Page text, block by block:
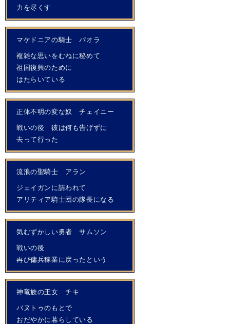
力を尽くす
マケドニアの騎士 パオラ
複雑な思いをむねに秘めて
祖国復興のために
はたらいている
正体不明の変な奴 チェイニー
戦いの後 彼は何も告げずに
去って行った
流浪の聖騎士 アラン
ジェイガンに請われて
アリティア騎士団の隊長になる
気むずかしい勇者 サムソン
戦いの後
再び傭兵稼業に戻ったという
神竜族の王女 チキ
バヌトゥのもとで
おだやかに暮らしている